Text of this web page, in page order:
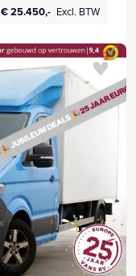
€ 25.450,- Excl. BTW